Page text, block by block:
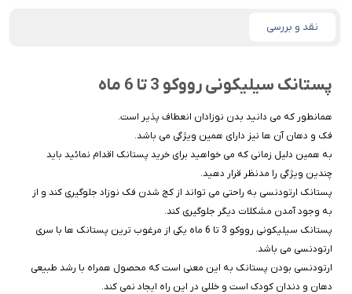
نقد و بررسی
پستانک سیلیکونی رووكو 3 تا 6 ماه
همانطور که می دانید بدن نوزادان انعطاف پذیر است.
فک و دهان آن ها نیز دارای همین ویژگی می باشد.
به همین دلیل زمانی که می خواهید برای خرید پستانک اقدام نمائید باید
چندین ویژگی را مدنظر قرار دهید.
پستانک ارتودنسی به راحتی می تواند از کج شدن فک نوزاد جلوگیری کند و از
به وجود آمدن مشکلات دیگر جلوگیری کند.
پستانک سیلیکونی رووكو 3 تا 6 ماه یکی از مرغوب ترین پستانک ها با سری
ارتودنسی می باشد.
ارتودنسی بودن پستانک به این معنی است که محصول همراه با رشد طبیعی
دهان و دندان کودک است و خللی در این راه ایجاد نمی کند.